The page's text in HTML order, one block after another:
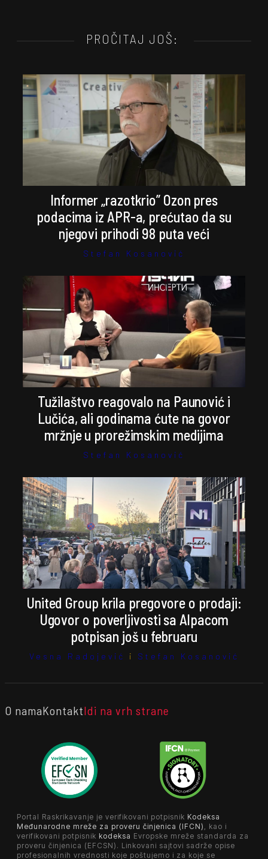
PROČITAJ JOŠ:
Informer „razotkrio” Ozon pres
podacima iz APR-a, prećutao da su
njegovi prihodi 98 puta veći
Stefan Kosanović
Tužilaštvo reagovalo na Paunović i
Lučića, ali godinama ćute na govor
mržnje u prorežimskim medijima
Stefan Kosanović
United Group krila pregovore o prodaji:
Ugovor o poverljivosti sa Alpacom
potpisan još u februaru
Vesna Radojević i Stefan Kosanović
O namaKontaktIdi na vrh strane
Portal Raskrikavanje je verifikovani potpisnik Kodeksa
Međunarodne mreže za proveru činjenica (IFCN) , kao i
verifikovani potpisnik kodeksa Evropske mreže standarda za
proveru činjenica (EFCSN). Linkovani sajtovi sadrže opise
profesionalnih vrednosti koje poštujemo i za koje se